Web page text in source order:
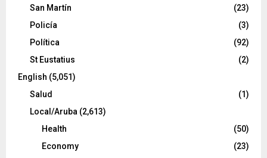
San Martín
(23)
Policía
(3)
Política
(92)
St Eustatius
(2)
English (5,051)
Salud
(1)
Local/Aruba (2,613)
Health
(50)
Economy
(23)